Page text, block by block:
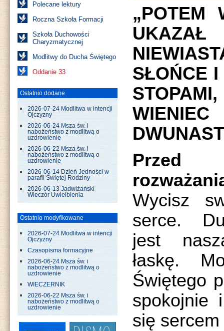
Polecane lektury
Roczna Szkoła Formacji
Szkoła Duchowości
Charyzmatycznej
Modlitwy do Ducha Świętego
Oddanie 33
Ostatnio dodane
2026-07-24 Modlitwa w intencji
Ojczyzny
2026-06-24 Msza św. i
nabożeństwo z modlitwą o
uzdrowienie
2026-06-22 Msza św. i
nabożeństwo z modlitwą o
uzdrowienie
2026-06-14 Dzień Jedności w
parafii Świętej Rodziny
2026-06-13 Jadwiżański
Wieczór Uwielbienia
Ostatnio modyfikowane
2026-07-24 Modlitwa w intencji
Ojczyzny
Czasopisma formacyjne
2026-06-24 Msza św. i
nabożeństwo z modlitwą o
uzdrowienie
WIECZERNIK
2026-06-22 Msza św. i
nabożeństwo z modlitwą o
uzdrowienie
„POTEM
SŁOŃCE
Przed
Wycisz
serce.
jest
łaskę.
Świętego
spokojnie
się